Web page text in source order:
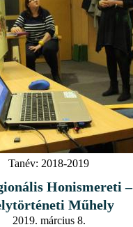
Tanév: 2018-2019
Honismereti –
Műhely
2019. március 8.